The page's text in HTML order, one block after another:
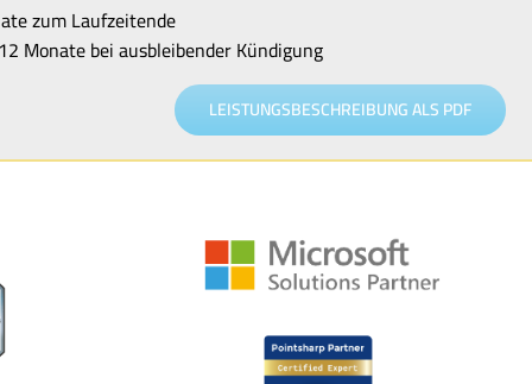
zum Laufzeitende
Monate bei ausbleibender Kündigung
LEISTUNGSBESCHREIBUNG ALS PDF